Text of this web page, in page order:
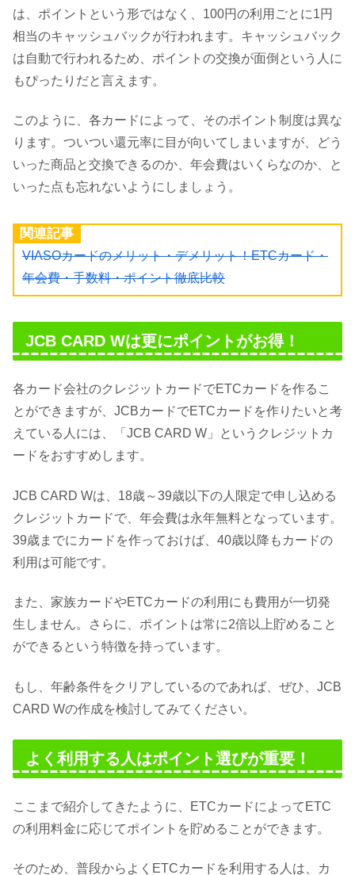
は、ポイントという形ではなく、100円の利用ごとに1円
相当のキャッシュバックが行われます。キャッシュバック
は自動で行われるため、ポイントの交換が面倒という人に
もぴったりだと言えます。
このように、各カードによって、そのポイント制度は異な
ります。ついつい還元率に目が向いてしまいますが、どう
いった商品と交換できるのか、年会費はいくらなのか、と
いった点も忘れないようにしましょう。
関連記事
VIASOカードのメリット・デメリット！ETCカード・
年会費・手数料・ポイント徹底比較
JCB CARD Wは更にポイントがお得！
各カード会社のクレジットカードでETCカードを作るこ
とができますが、JCBカードでETCカードを作りたいと考
えている人には、「JCB CARD W」というクレジットカ
ードをおすすめします。
JCB CARD Wは、18歳～39歳以下の人限定で申し込める
クレジットカードで、年会費は永年無料となっています。
39歳までにカードを作っておけば、40歳以降もカードの
利用は可能です。
また、家族カードやETCカードの利用にも費用が一切発
生しません。さらに、ポイントは常に2倍以上貯めること
ができるという特徴を持っています。
もし、年齢条件をクリアしているのであれば、ぜひ、JCB
CARD Wの作成を検討してみてください。
よく利用する人はポイント選びが重要！
ここまで紹介してきたように、ETCカードによってETC
の利用料金に応じてポイントを貯めることができます。
そのため、普段からよくETCカードを利用する人は、カ